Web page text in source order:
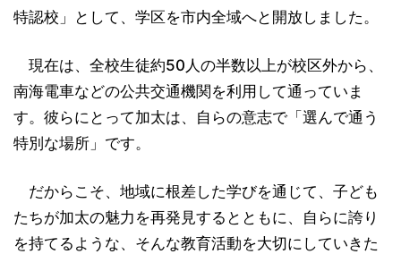
特認校」として、学区を市内全域へと開放しました。
現在は、全校生徒約50人の半数以上が校区外から、
南海電車などの公共交通機関を利用して通っていま
す。彼らにとって加太は、自らの意志で「選んで通う
特別な場所」です。
だからこそ、地域に根差した学びを通じて、子ども
たちが加太の魅力を再発見するとともに、自らに誇り
を持てるような、そんな教育活動を大切にしていきた